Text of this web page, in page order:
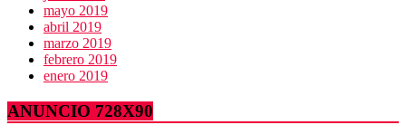
mayo 2019
abril 2019
marzo 2019
febrero 2019
enero 2019
ANUNCIO 728X90